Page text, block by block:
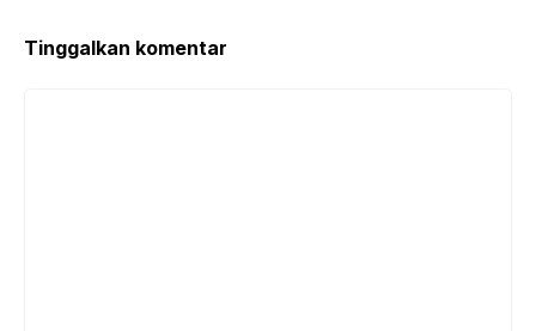
Tinggalkan komentar